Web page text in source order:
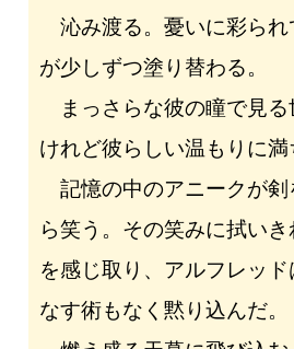
沁み渡る。憂いに彩られ
が少しずつ塗り替わる。
まっさらな彼の瞳で見る
けれど彼らしい温もりに満
記憶の中のアニークが剣
ら笑う。その笑みに拭い
を感じ取り、アルフレッ
なす術もなく黙り込んだ。